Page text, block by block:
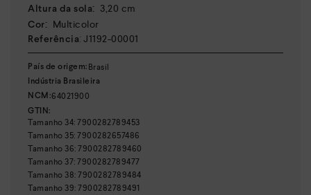
Altura da sola: 3,20 cm
Cor: Multicolor
Referência: J1192-00001
País de origem: Brasil
Indústria Brasileira
NCM:64021900
GTIN:
Tamanho 34:7900282789453
Tamanho 35:7900282657486
Tamanho 36:7900282789460
Tamanho 37:7900282789477
Tamanho 38:7900282789484
Tamanho 39:7900282789491